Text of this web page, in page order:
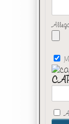
Allega